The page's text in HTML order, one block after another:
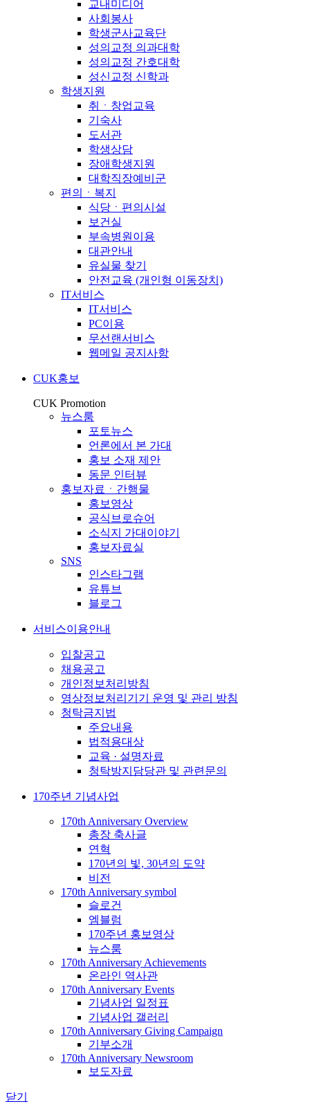
교내미디어
사회봉사
학생군사교육단
성의교정 의과대학
성의교정 간호대학
성신교정 신학과
학생지원
취ㆍ창업교육
기숙사
도서관
학생상담
장애학생지원
대학직장예비군
편의ㆍ복지
식당ㆍ편의시설
보건실
부속병원이용
대관안내
유실물 찾기
안전교육 (개인형 이동장치)
IT서비스
IT서비스
PC이용
무선랜서비스
웹메일 공지사항
CUK홍보
CUK Promotion
뉴스룸
포토뉴스
언론에서 본 가대
홍보 소재 제안
동문 인터뷰
홍보자료ㆍ간행물
홍보영상
공식브로슈어
소식지 가대이야기
홍보자료실
SNS
인스타그램
유튜브
블로그
서비스이용안내
입찰공고
채용공고
개인정보처리방침
영상정보처리기기 운영 및 관리 방침
청탁금지법
주요내용
법적용대상
교육 · 설명자료
청탁방지담당관 및 관련문의
170주년 기념사업
170th Anniversary Overview
총장 축사글
연혁
170년의 빛, 30년의 도약
비전
170th Anniversary symbol
슬로건
엠블럼
170주년 홍보영상
뉴스룸
170th Anniversary Achievements
온라인 역사관
170th Anniversary Events
기념사업 일정표
기념사업 갤러리
170th Anniversary Giving Campaign
기부소개
170th Anniversary Newsroom
보도자료
닫기